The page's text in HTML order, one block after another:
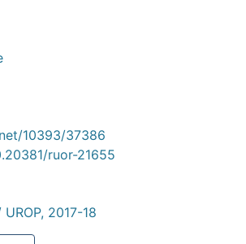
10393/37386
ruor-21655
2017-18